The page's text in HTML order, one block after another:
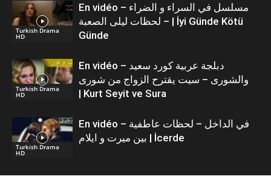
Turkish Drama
HD
En vidéo – مسلسل في السراء و الضراء
– لحظات ليلى الصعبة | İyi Günde Kötü
Günde
Turkish Drama
HD
En vidéo – دبلجة عربية كورد سعيد
والشورى – سيت يقترح الزواج من شورى
| Kurt Seyit ve Sura
Turkish Drama
HD
En vidéo – في الداخل – لحظات عاطفية
بين ميرت و ايلام | İcerde